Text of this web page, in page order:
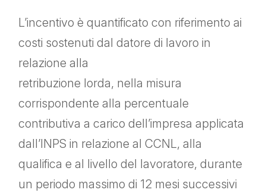
L’incentivo è quantificato con riferimento ai
costi sostenuti dal datore di lavoro in
relazione alla
retribuzione lorda, nella misura
corrispondente alla percentuale
contributiva a carico dell’impresa applicata
dall’INPS in relazione al CCNL, alla
qualifica e al livello del lavoratore, durante
un periodo massimo di 12 mesi successivi